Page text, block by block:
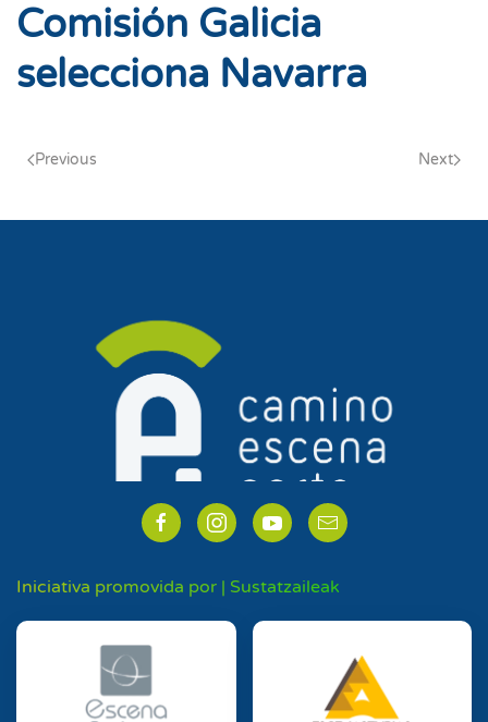
Comisión Galicia
selecciona Navarra
Previous Next
Iniciativa promovida por | Sustatzaileak